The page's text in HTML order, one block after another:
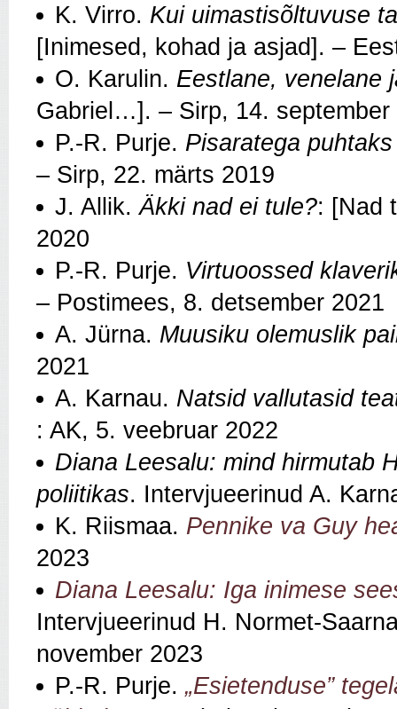
K. Virro. Kui uimastisõltuvuse
[Inimesed, kohad ja asjad]. –
O. Karulin. Eestlane,
Gabriel…]. – Sirp, 14. september
P.-R. Purje. Pisaratega
– Sirp, 22. märts 2019
J. Allik.Äkki nad ei tule?: [Nad
2020
P.-R. Purje. Virtuoossed
– Postimees, 8. detsember 2021
A. Jürna. Muusiku olemuslik
2021
A. Karnau. Natsid vallutasid
: AK, 5. veebruar 2022
Diana Leesalu: mind hirmutab
poliitikas. Intervjueerinud A.
K. Riismaa. Pennike va Guy
2023
Diana Leesalu: Iga inimese
Intervjueerinud H. Normet-
november 2023
P.-R. Purje. „Esietenduse”